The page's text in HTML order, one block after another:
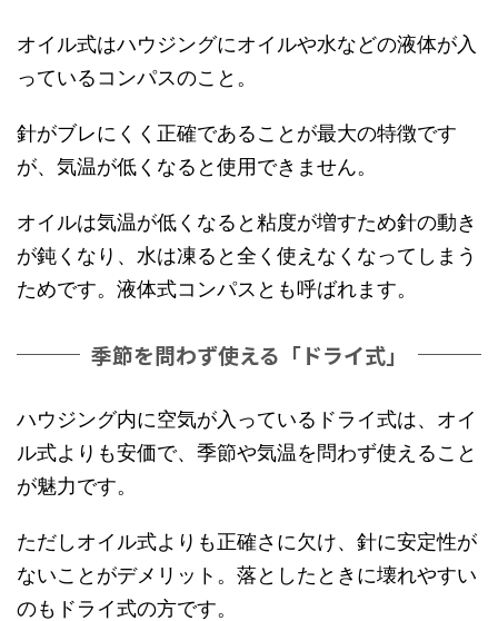
オイル式はハウジングにオイルや水などの液体が入
っているコンパスのこと。
針がブレにくく正確であることが最大の特徴です
が、気温が低くなると使用できません。
オイルは気温が低くなると粘度が増すため針の動き
が鈍くなり、水は凍ると全く使えなくなってしまう
ためです。液体式コンパスとも呼ばれます。
季節を問わず使える「ドライ式」
ハウジング内に空気が入っているドライ式は、オイ
ル式よりも安価で、季節や気温を問わず使えること
が魅力です。
ただしオイル式よりも正確さに欠け、針に安定性が
ないことがデメリット。落としたときに壊れやすい
のもドライ式の方です。